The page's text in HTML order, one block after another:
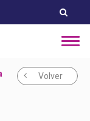
Volver